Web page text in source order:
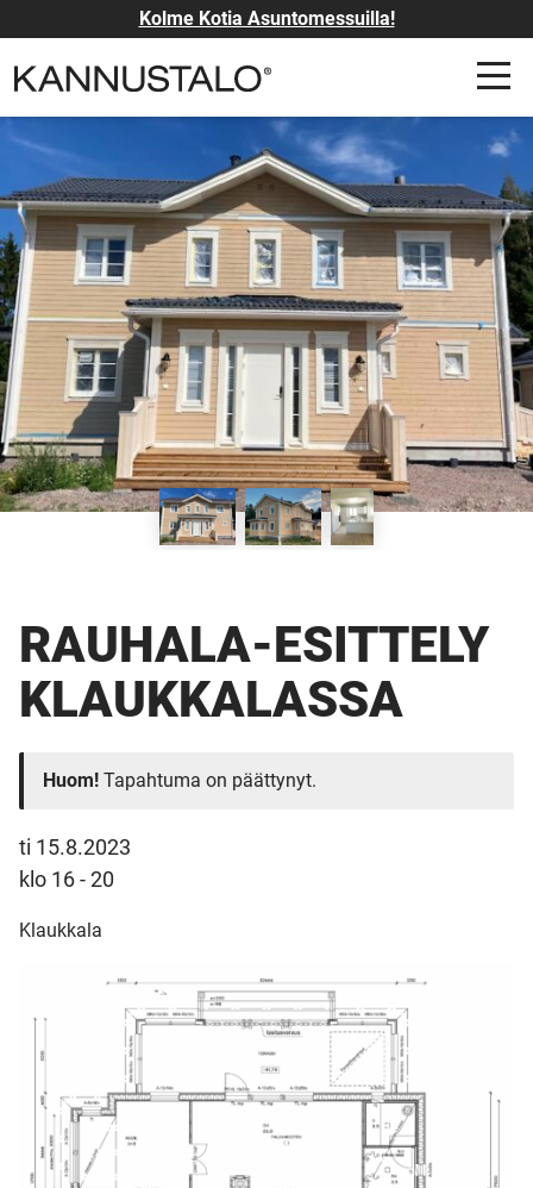
Kolme Kotia Asuntomessuilla!
RAUHALA-ESITTELY
KLAUKKALASSA
Huom! Tapahtuma on päättynyt.
ti 15.8.2023
klo 16 - 20
Klaukkala